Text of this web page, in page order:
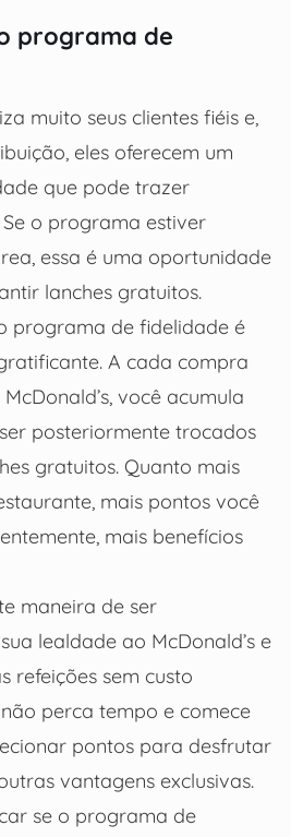
programa de
muito seus clientes fiéis e,
eles oferecem um
que pode trazer
o programa estiver
essa é uma oportunidade
lanches gratuitos.
programa de fidelidade é
A cada compra
você acumula
posteriormente trocados
gratuitos. Quanto mais
mais pontos você
mais benefícios
maneira de ser
lealdade ao McDonald’s e
refeições sem custo
perca tempo e comece
pontos para desfrutar
vantagens exclusivas.
se o programa de